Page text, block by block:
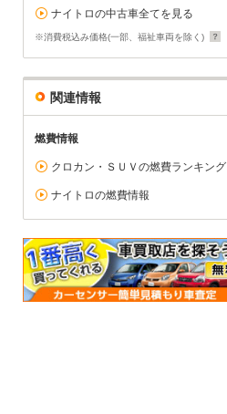
ナイトロの中古車全てを見る
※消費税込み価格(一部、福祉車両を除く)
関連情報
燃費情報
クロカン・ＳＵＶの燃費ランキング
ナイトロの燃費情報